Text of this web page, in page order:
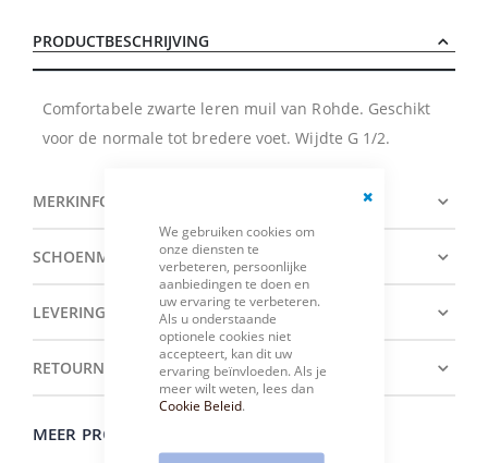
Cookie
We gebruiken cookies om
onze diensten te
verbeteren, persoonlijke
aanbiedingen te doen en
uw ervaring te verbeteren.
Als u onderstaande
optionele cookies niet
accepteert, kan dit uw
ervaring beïnvloeden. Als je
meer wilt weten, lees dan
Cookie Beleid.
PRODUCTBESCHRIJVING
Comfortabele zwarte leren muil van Rohde. Geschikt
voor de normale tot bredere voet. Wijdte G 1/2.
MERKINFORMATIE
SCHOENMATENTABEL
LEVERING
RETOURNEREN
MEER PRODUCTEN VAN HET MERK ROHDE